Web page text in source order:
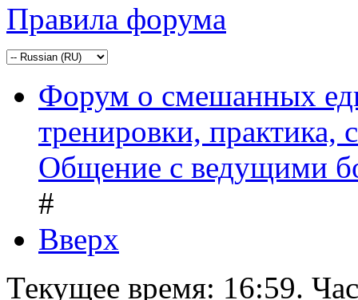
Правила форума
Форум о смешанных
тренировки, практика,
Общение с ведущими
#
Вверх
Текущее время: 16:59.